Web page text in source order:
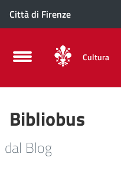
Città di Firenze
Cultura
Bibliobus
dal Blog